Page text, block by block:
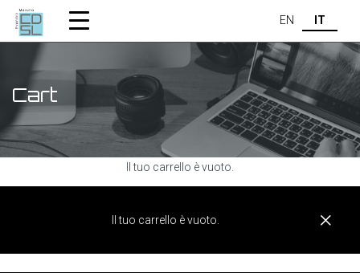
EN IT
Cart
Il tuo carrello è vuoto.
Il tuo carrello è vuoto.